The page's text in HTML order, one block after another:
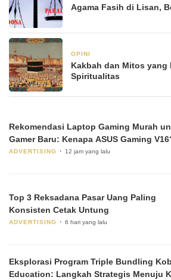
Agama Fasih di Lisan,
OPINI
Kakbah dan Mitos yang
Spiritualitas
Rekomendasi Laptop Gaming Murah
Gamer Baru: Kenapa ASUS Gaming
ADVERTISING 12 jam yang lalu
Top 3 Reksadana Pasar Uang Paling
Konsisten Cetak Untung
ADVERTISING 6 hari yang lalu
Eksplorasi Program Triple Bundling
Education: Langkah Strategis Menuju